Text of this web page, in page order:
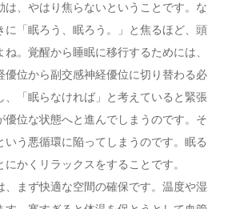
は、やはり焦らないということです。な
に「眠ろう、眠ろう。」と焦るほど、頭
。覚醒から睡眠に移行するためには、
優位から副交感神経優位に切り替わる必
、「眠らなければ」と考えていると緊張
優位な状態へと進んでしまうのです。そ
いう悪循環に陥ってしまうのです。眠る
かくリラックスをすることです。
、まず快適な空間の確保です。温度や湿